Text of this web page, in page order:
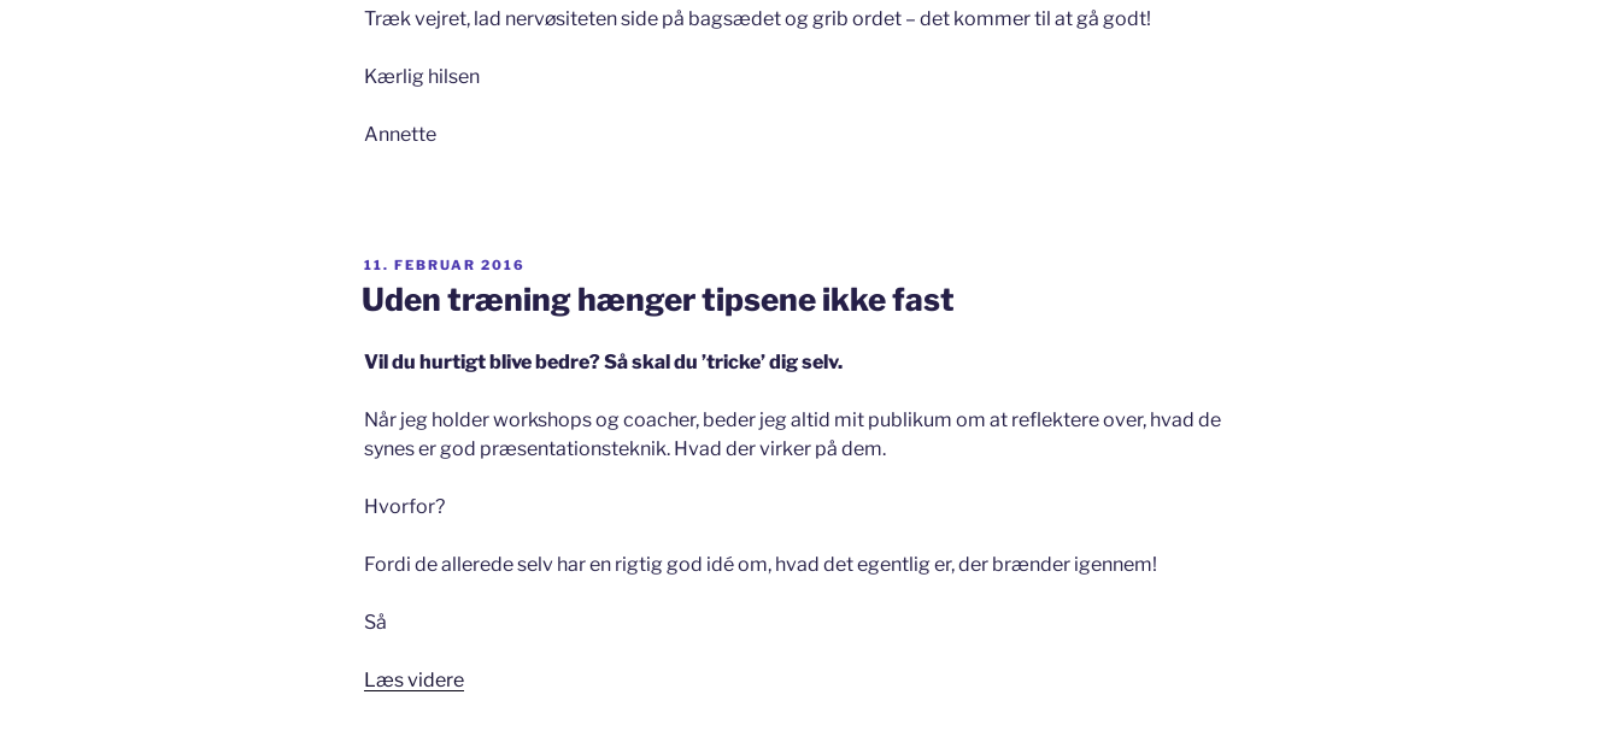
Træk vejret, lad nervøsiteten side på bagsædet og grib ordet – det kommer til at gå godt!
Kærlig hilsen
Annette
UDGIVET
11. FEBRUAR 2016
Uden træning hænger tipsene ikke fast
Vil du hurtigt blive bedre? Så skal du ’tricke’ dig selv.
Når jeg holder workshops og coacher, beder jeg altid mit publikum om at reflektere over, hvad de
synes er god præsentationsteknik. Hvad der virker på dem.
Hvorfor?
Fordi de allerede selv har en rigtig god idé om, hvad det egentlig er, der brænder igennem!
Så
Læs videre“Uden